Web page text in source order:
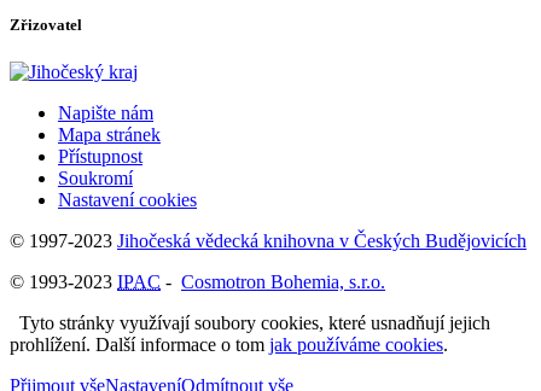
Zřizovatel
Napište nám
Mapa stránek
Přístupnost
Soukromí
Nastavení cookies
© 1997-2023 Jihočeská vědecká knihovna v Českých Budějovicích
© 1993-2023 IPAC - Cosmotron Bohemia, s.r.o.
Tyto stránky využívají soubory cookies, které usnadňují jejich
prohlížení. Další informace o tom jak používáme cookies.
Přijmout všeNastaveníOdmítnout vše